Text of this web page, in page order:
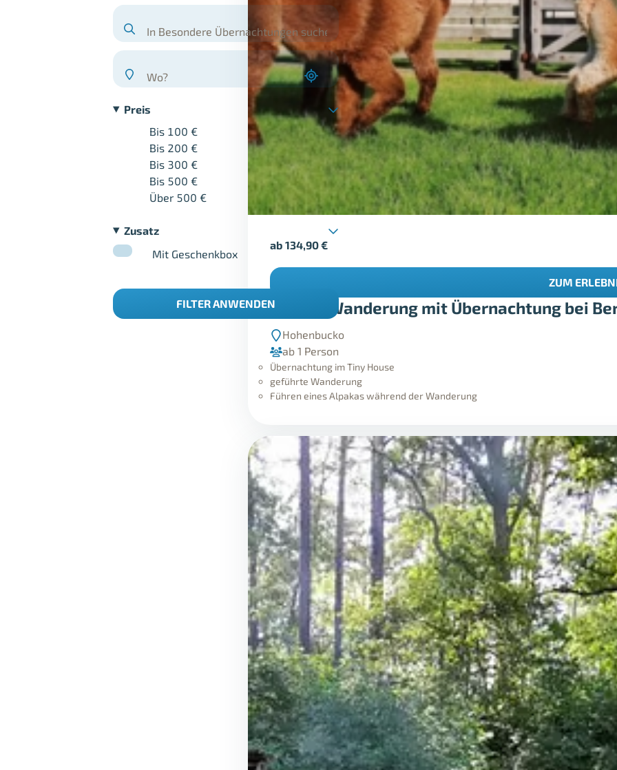
In Besondere Übernachtungen suchen
Wo?
Preis
Bis 100 €
Bis 200 €
Bis 300 €
Bis 500 €
Über 500 €
Zusatz
Mit Geschenkbox
FILTER ANWENDENAlpaka Wanderung mit Übernachtung bei
Hohenbucko
ab 1 Person
Übernachtung im Tiny House
geführte Wanderung
Führen eines Alpakas während der Wanderung
ab 134,90€
ZUM